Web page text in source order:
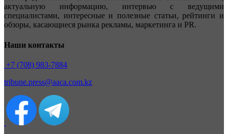
актуальную информацию, интервью с ведущими
специалистами, интересные и полезные статьи, рейтинги и
обзоры, касающиеся рынка рекламы, маркетинга и PR.
Наши контакты
+7 (708) 983-7884
tribune.press@aaca.com.kz